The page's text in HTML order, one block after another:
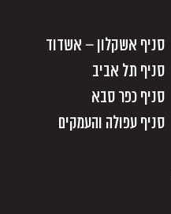
סניף אשקלון – אשדוד
סניף תל אביב
סניף כפר סבא
סניף עפולה והעמקים